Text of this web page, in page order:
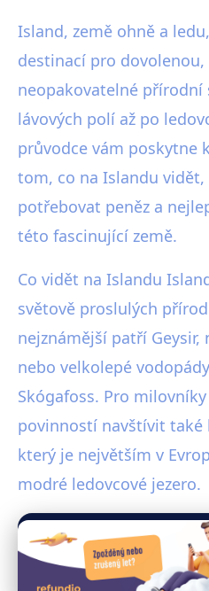
Island, země ohně a
destinací pro
neopakovatelné přírodní
lávových polí až po
průvodce vám poskytne
tom, co na Islandu
potřebovat peněz a
této fascinující země.
Co vidět na Islandu
světově proslulých
nejznámější patří
nebo velkolepé
Skógafoss. Pro
povinností navštívit také
který je největším v
modré ledovcové jezero.